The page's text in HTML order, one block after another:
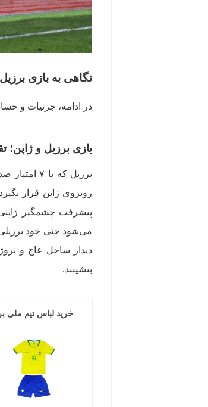
نگاهی به بازی
در ادامه، جزئیات و
بازی برزیل و ژاپن؛
روبروی ژاپن قرار
می‌شود حتی خود
دیدار ساحل عاج و نروژ
بنشینند.
خرید لباس تیم ملی